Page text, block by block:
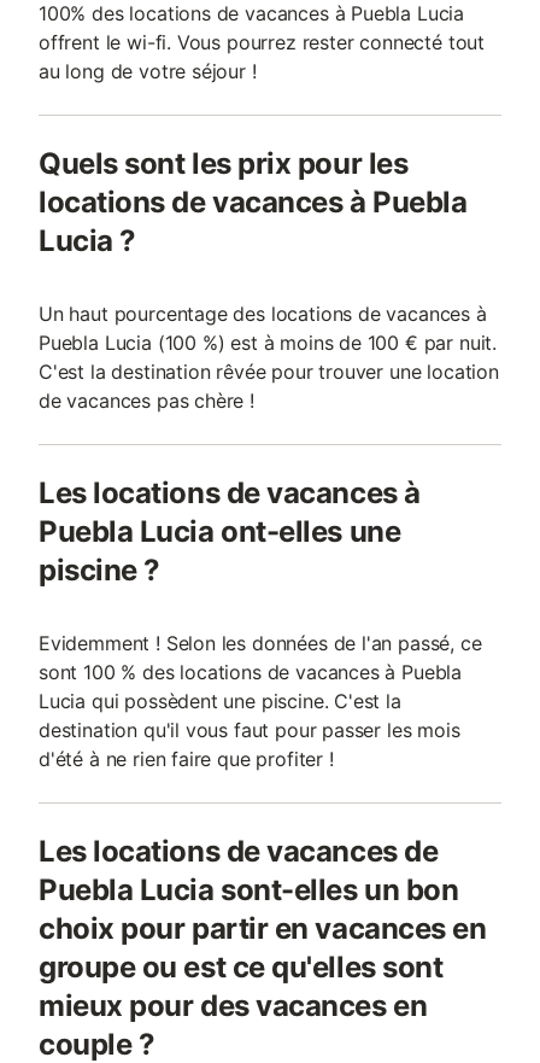
100% des locations de vacances à Puebla Lucia
offrent le wi-fi. Vous pourrez rester connecté tout
au long de votre séjour !
Quels sont les prix pour les
locations de vacances à Puebla
Lucia ?
Un haut pourcentage des locations de vacances à
Puebla Lucia (100 %) est à moins de 100 € par nuit.
C'est la destination rêvée pour trouver une location
de vacances pas chère !
Les locations de vacances à
Puebla Lucia ont-elles une
piscine ?
Evidemment ! Selon les données de l'an passé, ce
sont 100 % des locations de vacances à Puebla
Lucia qui possèdent une piscine. C'est la
destination qu'il vous faut pour passer les mois
d'été à ne rien faire que profiter !
Les locations de vacances de
Puebla Lucia sont-elles un bon
choix pour partir en vacances en
groupe ou est ce qu'elles sont
mieux pour des vacances en
couple ?